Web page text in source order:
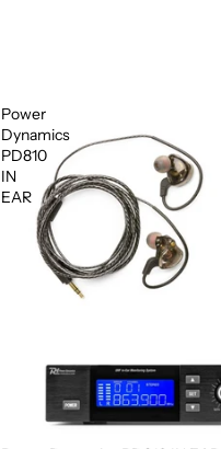
Power
Dynamics
PD810
IN
EAR